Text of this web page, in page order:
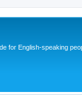
for English-speaking